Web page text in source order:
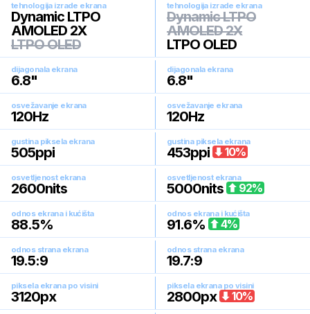
tehnologija izrade ekrana
Dynamic LTPO
AMOLED 2X
LTPO OLED
tehnologija izrade ekrana
Dynamic LTPO
AMOLED 2X
LTPO OLED
dijagonala ekrana
6.8"
dijagonala ekrana
6.8"
osvežavanje ekrana
120Hz
osvežavanje ekrana
120Hz
gustina piksela ekrana
505ppi
gustina piksela ekrana
453ppi 10%
osvetljenost ekrana
2600nits
osvetljenost ekrana
5000nits 92%
odnos ekrana i kućišta
88.5%
odnos ekrana i kućišta
91.6% 4%
odnos strana ekrana
19.5:9
odnos strana ekrana
19.7:9
piksela ekrana po visini
3120px
piksela ekrana po visini
2800px 10%